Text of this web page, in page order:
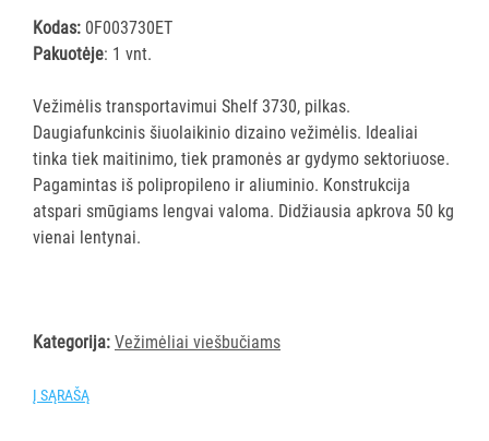
kempinės,
šveistukai,
padai
Įrankiai
teritorijų
priežiūrai
Maisto
gamybos
priežiūros
Pastatų
Kodas: 0F003730ET
Pakuotėje: 1 vnt.
Vežimėlis transportavimui Shelf 3730, pilkas.
Daugiafunkcinis šiuolaikinio dizaino vežimėlis. Idealiai
tinka tiek maitinimo, tiek pramonės ar gydymo sektoriuose.
Pagamintas iš polipropileno ir aliuminio. Konstrukcija
atspari smūgiams lengvai valoma. Didžiausia apkrova 50 kg
vienai lentynai.
Kategorija: Vežimėliai viešbučiams
Į SĄRAŠĄ